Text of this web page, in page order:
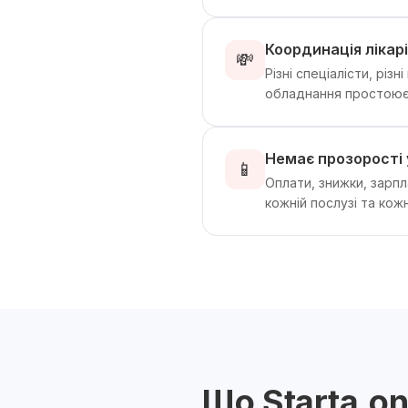
💸 Координація
Різні спеціалісти,
обладнання
📱 Немає прозорості
Оплати, знижки,
кожній послузі та